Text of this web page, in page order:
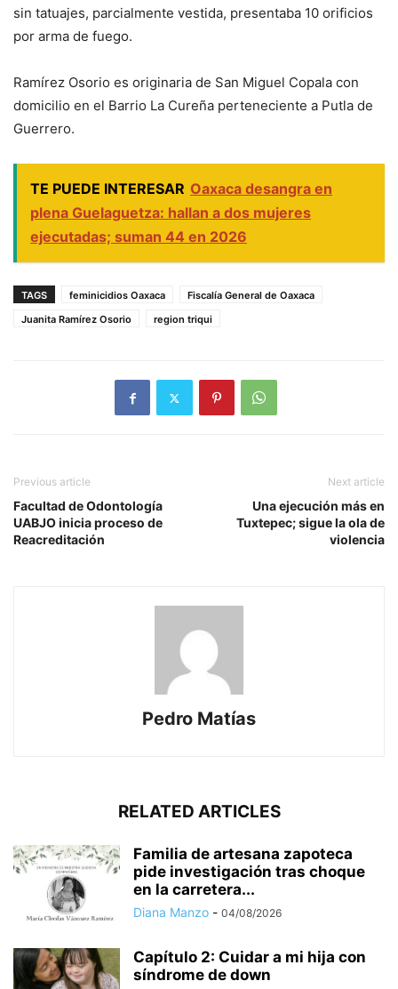
sin tatuajes, parcialmente vestida, presentaba 10 orificios
por arma de fuego.
Ramírez Osorio es originaria de San Miguel Copala con
domicilio en el Barrio La Cureña perteneciente a Putla de
Guerrero.
TE PUEDE INTERESAR Oaxaca desangra en
plena Guelaguetza: hallan a dos mujeres
ejecutadas; suman 44 en 2026
TAGS feminicidios Oaxaca
Fiscalía General de Oaxaca
Juanita Ramírez Osorio
region triqui
Previous article
Facultad de Odontología
UABJO inicia proceso de
Reacreditación
Next article
Una ejecución más en
Tuxtepec; sigue la ola de
violencia
Pedro Matías
RELATED ARTICLES
Familia de artesana zapoteca
pide investigación tras choque
en la carretera...
Diana Manzo - 04/08/2026
Capítulo 2: Cuidar a mi hija con
síndrome de down